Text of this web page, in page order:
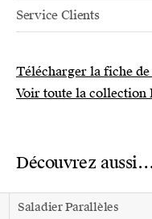
Service Clients
Télécharger la fiche
Voir toute la collection
Découvrez
Saladier Parallèles